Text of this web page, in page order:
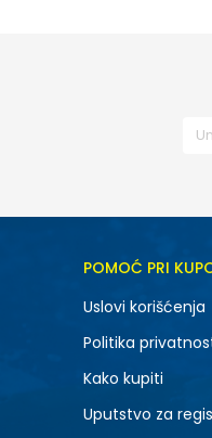
POMOĆ PRI
Uslovi korišćenja
Politika
Kako kupiti
Uputstvo za